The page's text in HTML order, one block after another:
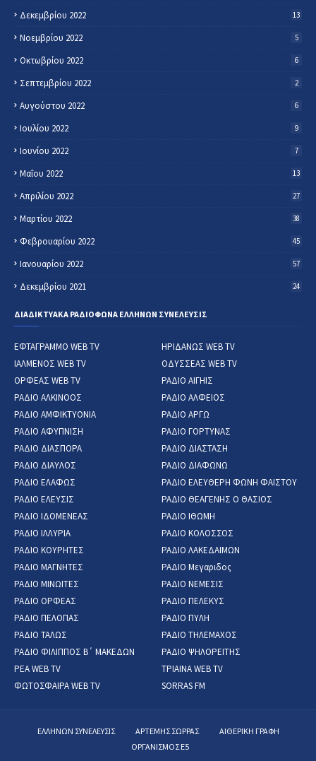
Δεκεμβρίου 2022 13
Νοεμβρίου 2022 5
Οκτωβρίου 2022 6
Σεπτεμβρίου 2022 2
Αυγούστου 2022 6
Ιουλίου 2022 9
Ιουνίου 2022 7
Μαΐου 2022 13
Απριλίου 2022 27
Μαρτίου 2022 38
Φεβρουαρίου 2022 45
Ιανουαρίου 2022 57
Δεκεμβρίου 2021 24
ΔΙΑΔΙΚΤΥΑΚΑ ΡΑΔΙΟΦΩΝΑ ΕΛΛΗΝΩΝ ΣΥΝΕΛΕΥΣΙΣ
ΕΦΤΑΓΡΑΜΜΟ WEB TV
ΗΡΙΔΑΝΩΣ WEB TV
ΙΑΛΜΕΝΟΣ WEB TV
ΟΔΥΣΣΕΑΣ WEB TV
ΟΡΦΕΑΣ WEB TV
ΡΑΔΙΟ ΑΙΓΗΙΣ
ΡΑΔΙΟ ΑΛΚΙΝΟΟΣ
ΡΑΔΙΟ ΑΛΦΕΙΟΣ
ΡΑΔΙΟ ΑΜΦΙΚΤΥΟΝΙΑ
ΡΑΔΙΟ ΑΡΓΩ
ΡΑΔΙΟ ΑΦΥΠΝΙΣΗ
ΡΑΔΙΟ ΓΟΡΤΥΝΑΣ
ΡΑΔΙΟ ΔΙΑΣΠΟΡΑ
ΡΑΔΙΟ ΔΙΑΣΤΑΣΗ
ΡΑΔΙΟ ΔΙΑΥΛΟΣ
ΡΑΔΙΟ ΔΙΑΦΩΝΩ
ΡΑΔΙΟ ΕΛΑΦΩΣ
ΡΑΔΙΟ ΕΛΕΥΘΕΡΗ ΦΩΝΗ ΦΑΙΣΤΟΥ
ΡΑΔΙΟ ΕΛΕΥΣΙΣ
ΡΑΔΙΟ ΘΕΑΓΕΝΗΣ Ο ΘΑΣΙΟΣ
ΡΑΔΙΟ ΙΔΟΜΕΝΕΑΣ
ΡΑΔΙΟ ΙΘΩΜΗ
ΡΑΔΙΟ ΙΛΛΥΡΙΑ
ΡΑΔΙΟ ΚΟΛΟΣΣΟΣ
ΡΑΔΙΟ ΚΟΥΡΗΤΕΣ
ΡΑΔΙΟ ΛΑΚΕΔΑΙΜΩΝ
ΡΑΔΙΟ ΜΑΓΝΗΤΕΣ
ΡΑΔΙΟ Μεγαριδος
ΡΑΔΙΟ ΜΙΝΩΙΤΕΣ
ΡΑΔΙΟ ΝΕΜΕΣΙΣ
ΡΑΔΙΟ ΟΡΦΕΑΣ
ΡΑΔΙΟ ΠΕΛΕΚΥΣ
ΡΑΔΙΟ ΠΕΛΟΠΑΣ
ΡΑΔΙΟ ΠΥΛΗ
ΡΑΔΙΟ ΤΑΛΩΣ
ΡΑΔΙΟ ΤΗΛΕΜΑΧΟΣ
ΡΑΔΙΟ ΦΙΛΙΠΠΟΣ Β΄ ΜΑΚΕΔΩΝ
ΡΑΔΙΟ ΨΗΛΟΡΕΙΤΗΣ
ΡΕΑ WEB TV
ΤΡΙΑΙΝΑ WEB TV
ΦΩΤΟΣΦΑΙΡΑ WEB TV
SORRAS FM
ΕΛΛΗΝΩΝ ΣΥΝΕΛΕΥΣΙΣ ΑΡΤΕΜΗΣ ΣΩΡΡΑΣ
ΑΙΘΕΡΙΚΗ ΓΡΑΦΗ
ΟΡΓΑΝΙΣΜΟΣ Ε5